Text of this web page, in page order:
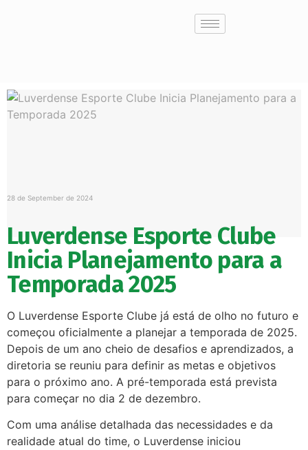
28 de September de 2024
Luverdense Esporte Clube
Inicia Planejamento para a
Temporada 2025
O Luverdense Esporte Clube já está de olho no futuro e
começou oficialmente a planejar a temporada de 2025.
Depois de um ano cheio de desafios e aprendizados, a
diretoria se reuniu para definir as metas e objetivos
para o próximo ano. A pré-temporada está prevista
para começar no dia 2 de dezembro.
Com uma análise detalhada das necessidades e da
realidade atual do time, o Luverdense iniciou